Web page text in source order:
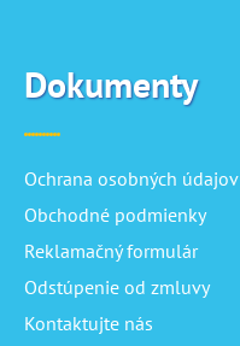
Dokumenty
Ochrana osobných údajov
Obchodné podmienky
Reklamačný formulár
Odstúpenie od zmluvy
Kontaktujte nás